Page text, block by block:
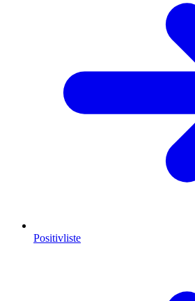
Positivliste